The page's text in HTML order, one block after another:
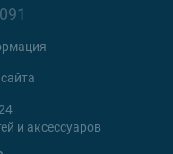
и аксессуаров